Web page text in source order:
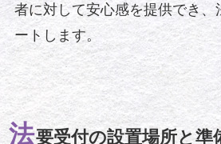
者に対して安心感を提供でき、
ートします。
法要受付の設置場所と準